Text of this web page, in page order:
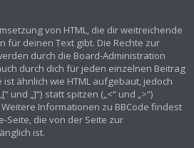
von HTML, die dir weitreichende
für deinen Text gibt. Die Rechte zur
durch die Board-Administration
durch dich für jeden einzelnen Beitrag
ähnlich wie HTML aufgebaut, jedoch
und „]“) statt spitzen („<“ und „>“)
Informationen zu BBCode findest
Seite, die von der Seite zur
ist.